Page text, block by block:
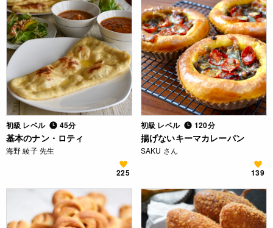
初級 レベル 45分
基本のナン・ロティ
海野 綾子 先生
225
初級 レベル 120分
揚げないキーマカレーパン
SAKU さん
139